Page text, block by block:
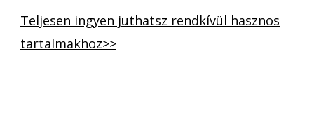
Teljesen ingyen juthatsz rendkívül hasznos
tartalmakhoz>>